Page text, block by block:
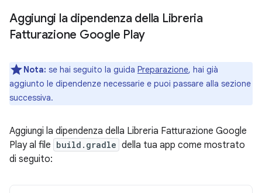
Aggiungi la dipendenza della Libreria
Fatturazione Google Play
Nota: se hai seguito la guida Preparazione, hai già
aggiunto le dipendenze necessarie e puoi passare alla sezione
successiva.
Aggiungi la dipendenza della Libreria Fatturazione Google
Play al file build.gradle della tua app come mostrato
di seguito: